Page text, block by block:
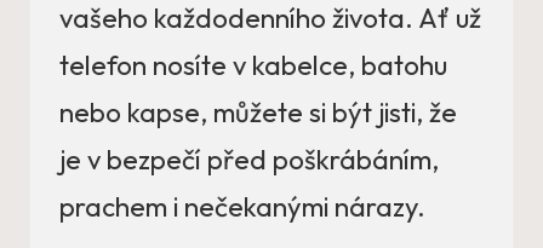
vašeho každodenního života. Ať už
telefon nosíte v kabelce, batohu
nebo kapse, můžete si být jisti, že
je v bezpečí před poškrábáním,
prachem i nečekanými nárazy.